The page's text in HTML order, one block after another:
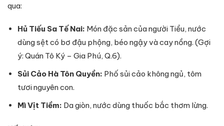
qua:
Hủ Tiếu Sa Tế Nai: Món đặc sản của người Tiều, nước
dùng sệt có bơ đậu phộng, béo ngậy và cay nồng. (Gợi
ý: Quán Tô Ký – Gia Phú, Q.6).
Sủi Cảo Hà Tôn Quyền: Phố sủi cảo không ngủ, tôm
tươi nguyên con.
Mì Vịt Tiềm: Da giòn, nước dùng thuốc bắc thơm lừng.